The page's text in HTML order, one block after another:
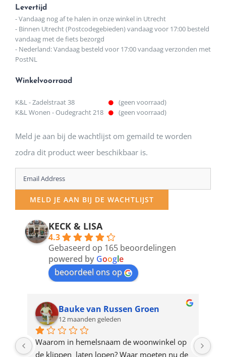
Levertijd
- Vandaag nog af te halen in onze winkel in Utrecht
- Binnen Utrecht (Postcodegebieden) vandaag voor 17:00 besteld
vandaag met de fiets bezorgd
- Nederland: Vandaag besteld voor 17:00 vandaag verzonden met
PostNL
Winkelvoorraad
K&L - Zadelstraat 38
(geen voorraad)
K&L Wonen - Oudegracht 218
(geen voorraad)
Meld je aan bij de wachtlijst om gemaild te worden
zodra dit product weer beschikbaar is.
Enter
your
email
address
product
MELD JE AAN BIJ DE WACHTLIJST
KECK & LISA
4.3
Gebaseerd op 165 beoordelingen
powered by Google
beoordeel ons op
Bauke van Russen Groen
12 maanden geleden
Waarom in hemelsnaam de woonwinkel op
de klippen  laten lopen? Waar moeten nu de